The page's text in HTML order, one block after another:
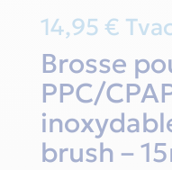
14,95 €
Brosse
PPC/
brush –